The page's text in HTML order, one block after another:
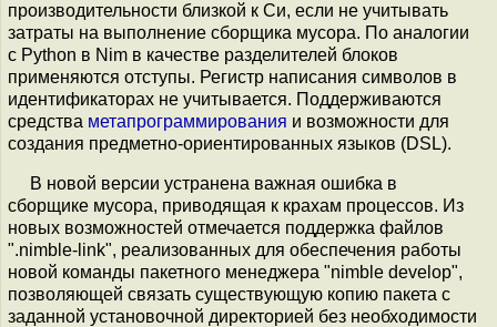
производительности близкой к Си, если не учитывать
затраты на выполнение сборщика мусора. По аналогии
с Python в Nim в качестве разделителей блоков
применяются отступы. Регистр написания символов в
идентификаторах не учитывается. Поддерживаются
средства метапрограммирования и возможности для
создания предметно-ориентированных языков (DSL).
В новой версии устранена важная ошибка в
сборщике мусора, приводящая к крахам процессов. Из
новых возможностей отмечается поддержка файлов
".nimble-link", реализованных для обеспечения работы
новой команды пакетного менеджера "nimble develop",
позволяющей связать существующую копию пакета с
заданной установочной директорией без необходимости